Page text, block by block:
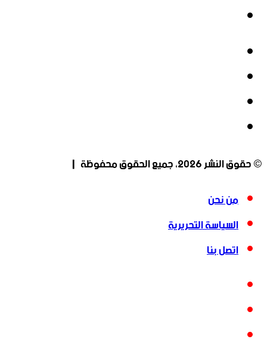
© حقوق النشر 2026، جميع الحقوق محفوظة |
من نحن
السياسة التحريرية
اتصل بنا